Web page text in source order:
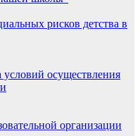
рисков детства в
условий осуществления
организации